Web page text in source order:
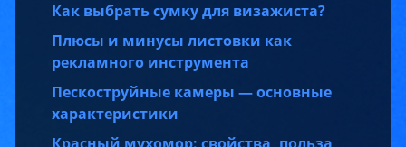
Как выбрать сумку для визажиста?
Плюсы и минусы листовки как
рекламного инструмента
Пескоструйные камеры — основные
характеристики